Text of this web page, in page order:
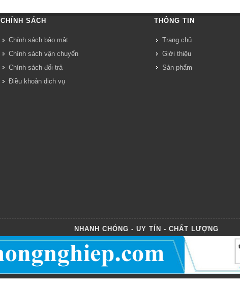
CHÍNH SÁCH
Chính sách bảo mật
Chính sách vận chuyển
Chính sách đổi trả
Điều khoản dịch vụ
THÔNG TIN
Trang chủ
Giới thiệu
Sản phẩm
NHANH CHÓNG - UY TÍN - CHẤT LƯỢNG